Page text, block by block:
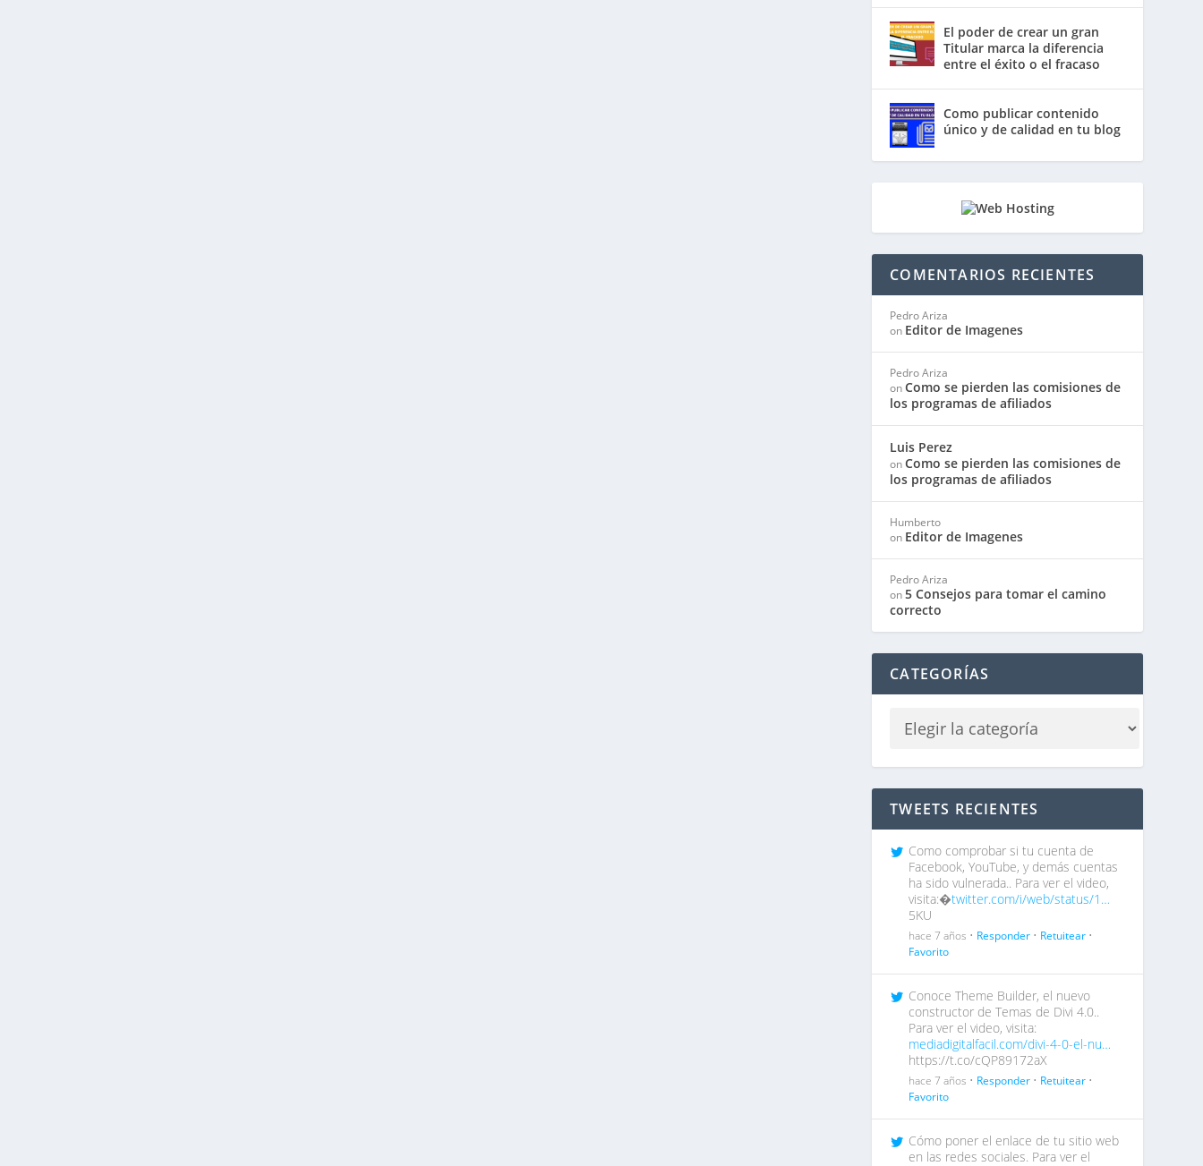
El poder de crear un gran
Titular marca la diferencia
entre el éxito o el fracaso
Como publicar contenido
único y de calidad en tu blog
COMENTARIOS RECIENTES
Pedro Ariza
on Editor de Imagenes
Pedro Ariza
onComo se pierden las comisiones de
los programas de afiliados
Luis Perez
onComo se pierden las comisiones de
los programas de afiliados
Humberto
on Editor de Imagenes
Pedro Ariza
on5 Consejos para tomar el camino
correcto
CATEGORÍAS
TWEETS RECIENTES
Como comprobar si tu cuenta de
Facebook, YouTube, y demás cuentas
ha sido vulnerada.. Para ver el video,
visita:�twitter.com/i/web/status/1…
5KU
hace 7 años • Responder • Retuitear •
Favorito
Conoce Theme Builder, el nuevo
constructor de Temas de Divi 4.0..
Para ver el video, visita:
mediadigitalfacil.com/divi-4-0-el-nu…
https://t.co/cQP89172aX
hace 7 años • Responder • Retuitear •
Favorito
Cómo poner el enlace de tu sitio web
en las redes sociales. Para ver el